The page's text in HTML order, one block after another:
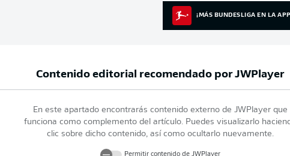
¡MÁS BUNDESLIGA EN LA
Contenido editorial recomendado porJWPlayer
En este apartado encontrarás contenido externo de JWPlayer que
funciona como complemento del artículo. Puedes visualizarlo
clic sobre dicho contenido, así como ocultarlo nuevamente.
Permitir contenido de JWPlayer